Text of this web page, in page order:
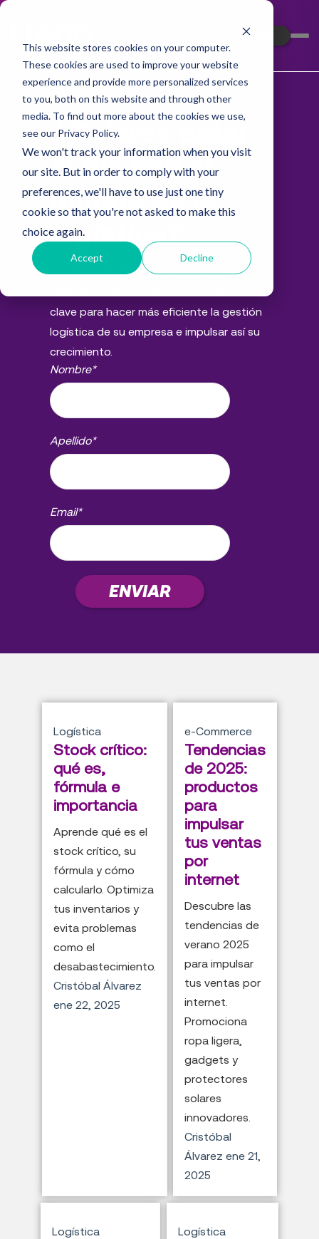
This website stores cookies on your computer.
These cookies are used to improve your website
experience and provide more personalized services
to you, both on this website and through other
media. To find out more about the cookies we use,
see our Privacy Policy.
We won't track your information when you visit
our site. But in order to comply with your
preferences, we'll have to use just one tiny
cookie so that you're not asked to make this
choice again.
Accept Decline
Cotizar
¿Quieres estar
al día con el
mundo de la
logística?
Únete a más de 3.500 profesionales que
clave para hacer más eficiente la gestión
logística de su empresa e impulsar así su
crecimiento.
Nombre*
Apellido*
Email*
Logística
Stock crítico:
qué es,
fórmula e
importancia
Aprende qué es el
stock crítico, su
fórmula y cómo
calcularlo. Optimiza
tus inventarios y
evita problemas
como el
desabastecimiento.
Cristóbal Álvarez
ene 22, 2025
e-Commerce
Tendencias
de 2025:
productos
para
impulsar
tus ventas
por
internet
Descubre las
tendencias de
verano 2025
para impulsar
tus ventas por
internet.
Promociona
ropa ligera,
gadgets y
protectores
solares
innovadores.
Cristóbal
Álvarezene 21,
2025
Logística Logística